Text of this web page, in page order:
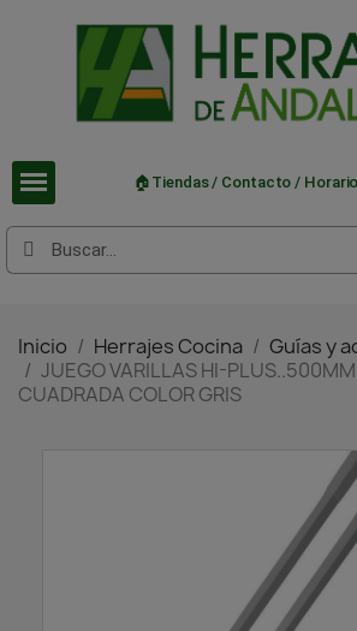
🏠Tiendas / Contacto / Horario
Inicio Herrajes Cocina
Guías y
JUEGO VARILLAS HI-
CUADRADA COLOR GRIS